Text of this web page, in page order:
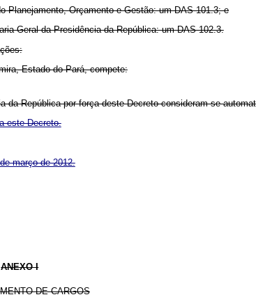
Planejamento, Orçamento e Gestão: um DAS 101.3; e
Geral da Presidência da República: um DAS 102.3.
Estado do Pará, compete:
República por força deste Decreto consideram-se
este Decreto.
março de 2012.
ANEXO I
DE CARGOS